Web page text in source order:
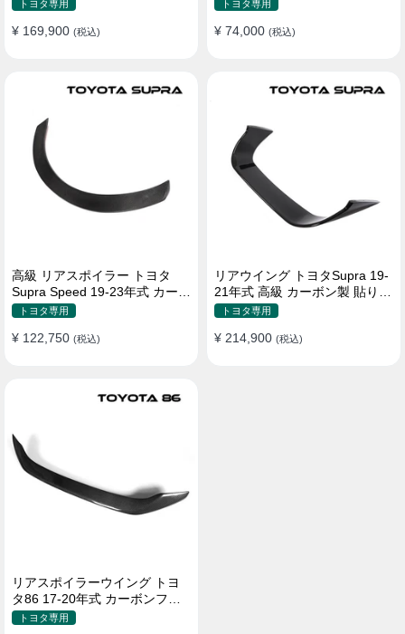
トヨタ専用
¥ 169,900 (税込)
トヨタ専用
¥ 74,000 (税込)
高級 リアスポイラー トヨタ
Supra Speed 19-23年式 カーボ
ン製 貼り付け装着
トヨタ専用
¥ 122,750 (税込)
リアウイング トヨタSupra 19-
21年式 高級 カーボン製 貼り付
け装着
トヨタ専用
¥ 214,900 (税込)
リアスポイラーウイング トヨ
タ86 17-20年式 カーボンファ
イバー 貼り付け装着
トヨタ専用